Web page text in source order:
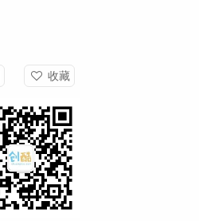
收藏